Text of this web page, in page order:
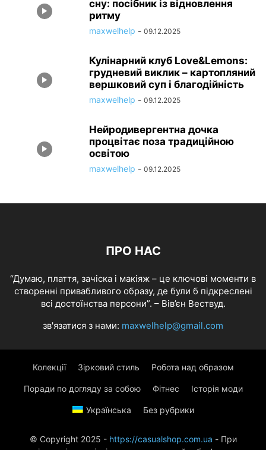
сну: посібник із відновлення
ритму
maxwelhelp - 09.12.2025
Кулінарний клуб Love&Lemons:
грудневий виклик – картопляний
вершковий суп і благодійність
maxwelhelp - 09.12.2025
Нейродивергентна дочка
процвітає поза традиційною
освітою
maxwelhelp - 09.12.2025
ПРО НАС
“Думаю, плаття, зачіска і макіяж – це ключові моменти в
створенні привабливого образу, де були б підкреслені
всі достоїнства персони”. – Вів’єн Вествуд.
зв'язатися з нами: maxwelhelp@gmail.com
Колекції Зірковий стиль Робота над образом
Поради по догляду за собою Фітнес Історія моди
Українська Без рубрики
© Copyright 2025 - https://casualshop.com.ua - При